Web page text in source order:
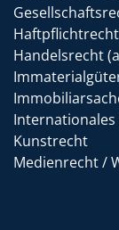
Haftpflichtrecht
Handelsrecht
Internationales
Kunstrecht
Medienrecht /